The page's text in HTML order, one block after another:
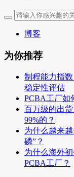
博客
为你推荐
制程能力指
稳定性评估
PCBA工厂如
百万级的出
99%的？
为什么越来
磷”？
为什么海外
PCBA工厂？